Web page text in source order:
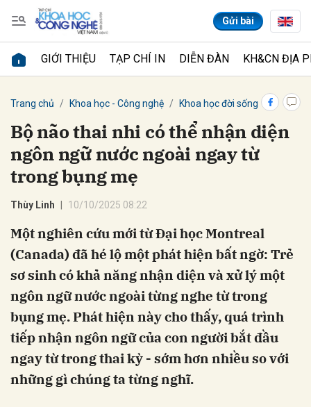
Gửi bài
GIỚI THIỆU TẠP CHÍ IN DIỄN ĐÀN KH&CN ĐỊA
Trang chủ Khoa học - Công nghệ Khoa học đời sống
Bộ não thai nhi có thể nhận diện
ngôn ngữ nước ngoài ngay từ
trong bụng mẹ
Thùy Linh 10/10/2025 08:22
Một nghiên cứu mới từ Đại học Montreal
(Canada) đã hé lộ một phát hiện bất ngờ: Trẻ
sơ sinh có khả năng nhận diện và xử lý một
ngôn ngữ nước ngoài từng nghe từ trong
bụng mẹ. Phát hiện này cho thấy, quá trình
tiếp nhận ngôn ngữ của con người bắt đầu
ngay từ trong thai kỳ - sớm hơn nhiều so với
những gì chúng ta từng nghĩ.
Gửi bình luận
Hủy Gửi